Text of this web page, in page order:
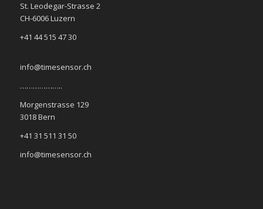
St. Leodegar-Strasse 2
CH-6006 Luzern
+41 44 515 47 30
info@timesensor.ch
………………..
Morgenstrasse 129
3018 Bern
+41 31 511 31 50
info@timesensor.ch